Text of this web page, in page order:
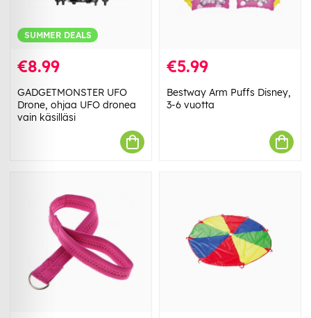
SUMMER DEALS
€8.99
GADGETMONSTER UFO
Drone, ohjaa UFO dronea
vain käsilläsi
€5.99
Bestway Arm Puffs Disney,
3-6 vuotta